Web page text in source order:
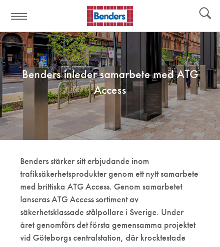
Benders inleder samarbete med ATG
Access
Benders stärker sitt erbjudande inom
trafiksäkerhetsprodukter genom ett nytt samarbete
med brittiska ATG Access. Genom samarbetet
lanseras ATG Access sortiment av
säkerhetsklassade stålpollare i Sverige. Under
året genomförs det första gemensamma projektet
vid Göteborgs centralstation, där krocktestade